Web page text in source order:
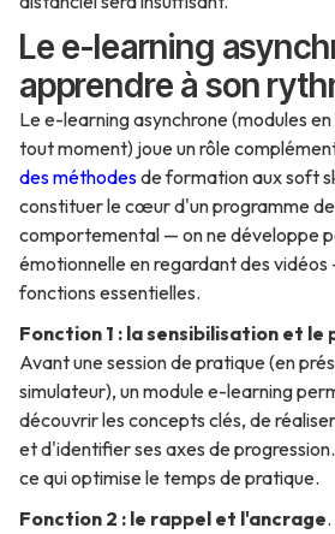
Le e-learning
apprendre à son
Le e-learning asynchrone (modules
tout moment) joue un rôle
des méthodesde formation aux soft
constituer le cœur d'un programme
comportemental — on ne développe
émotionnelle en regardant des vidéos
fonctions essentielles.
Fonction 1 : la sensibilisation et
Avant une session de pratique (en
simulateur), un module e-learning
découvrir les concepts clés, de
et d'identifier ses axes de
ce qui optimise le temps de pratique.
Fonction 2 : le rappel et l'ancrage